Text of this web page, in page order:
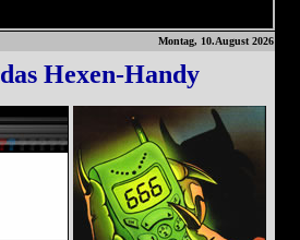
Montag, 10.August 2026
Hexen-Handy